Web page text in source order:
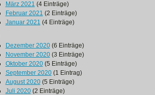
März 2021 (4 Einträge)
Februar 2021 (2 Einträge)
Januar 2021 (4 Einträge)
Dezember 2020(6 Einträge)
November 2020(3 Einträge)
Oktober 2020(5 Einträge)
September 2020(1 Eintrag)
August 2020(5 Einträge)
Juli 2020(2 Einträge)